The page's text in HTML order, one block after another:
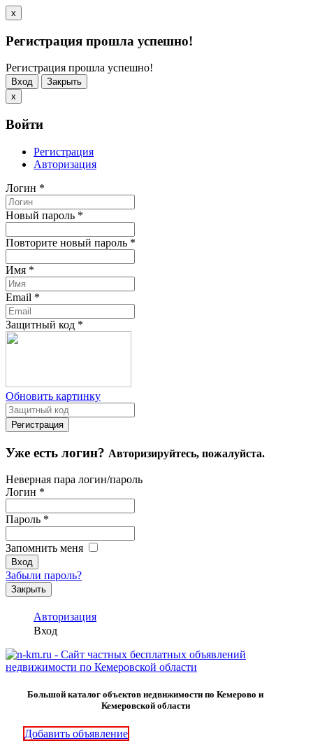
x
Регистрация прошла успешно!
Регистрация прошла успешно!
Вход
Закрыть
x
Войти
Регистрация
Авторизация
Логин *
Новый пароль *
Повторите новый пароль *
Имя *
Email *
Защитный код *
Обновить картинку
Уже есть логин? Авторизируйтесь, пожалуйста.
Неверная пара логин/пароль
Логин *
Пароль *
Запомнить меня
Забыли пароль?
Закрыть
Авторизация
Вход
Большой каталог объектов недвижимости по Кемерово и
Кемеровской области
Добавить объявление